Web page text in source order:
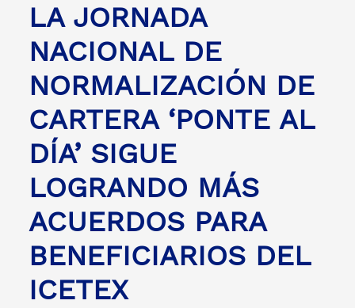
LA JORNADA
NACIONAL DE
NORMALIZACIÓN DE
CARTERA ‘PONTE AL
DÍA’ SIGUE
LOGRANDO MÁS
ACUERDOS PARA
BENEFICIARIOS DEL
ICETEX